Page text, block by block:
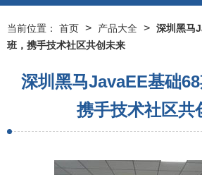
当前位置： 首页 > 产品大全 > 深圳黑马
班，携手技术社区共创未来
深圳黑马JavaEE基础68
携手技术社区共